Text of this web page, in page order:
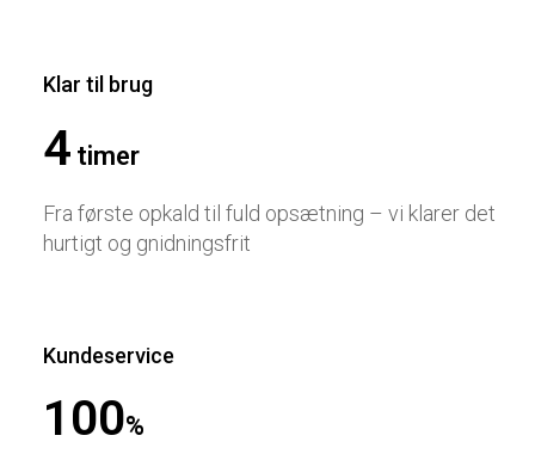
Klar til brug
4 timer
Fra første opkald til fuld opsætning – vi klarer det
hurtigt og gnidningsfrit
Kundeservice
100%